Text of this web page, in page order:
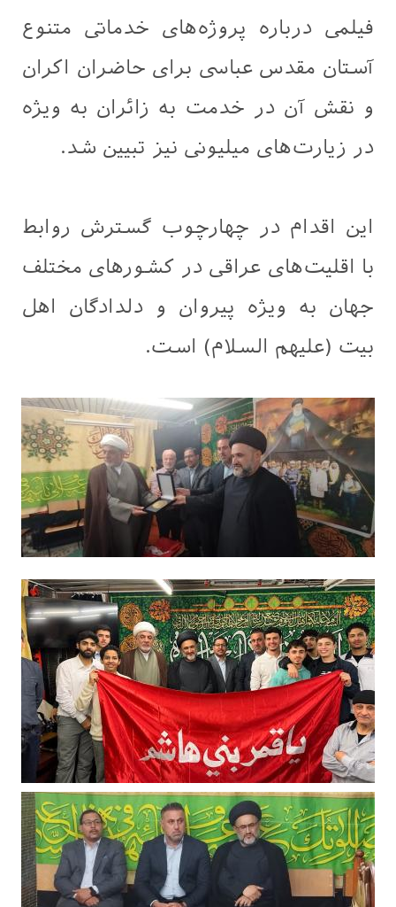
فیلمی درباره پروژه‌های خدماتی متنوع
آستان مقدس عباسی برای حاضران اکران
و نقش آن در خدمت به زائران به ویژه
در زیارت‌های میلیونی نیز تبیین شد.
این اقدام در چهارچوب گسترش روابط
با اقلیت‌های عراقی در کشورهای مختلف
جهان به ویژه پیروان و دلدادگان اهل
بیت (علیهم السلام) است.